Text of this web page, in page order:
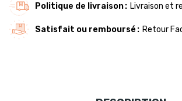
Politique de livraison Livraison et
Satisfait ou remboursé Retour